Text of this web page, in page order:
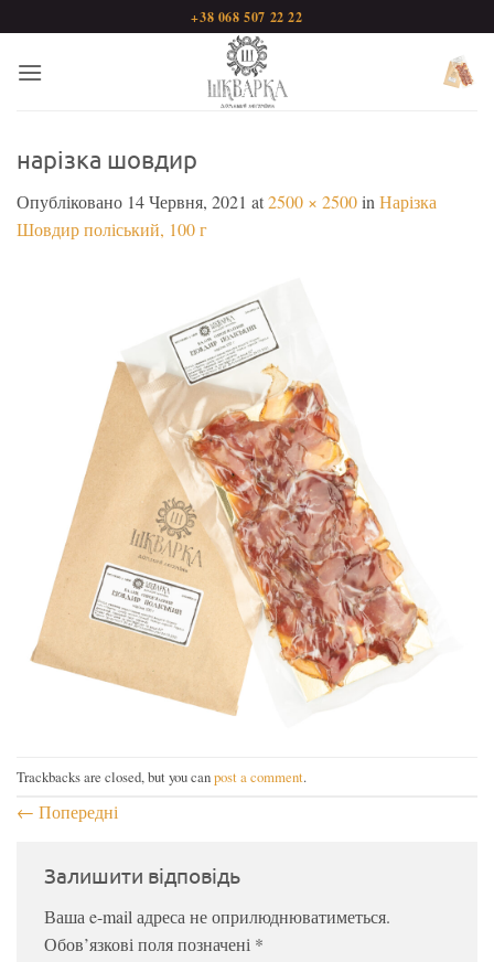
+38 068 507 22 22
нарізка шовдир
Опубліковано 14 Червня, 2021 at2500 × 2500in Нарізка
Шовдир поліський, 100 г
Trackbacks are closed, but you canpost a comment.
← Попередні
Залишити відповідь
Ваша e-mail адреса не оприлюднюватиметься.
Обов’язкові поля позначені *